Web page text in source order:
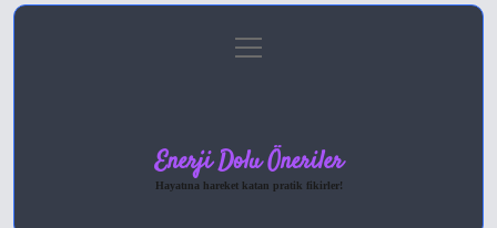
Gizlilik Politikası
menüyü
aç
Enerji Dolu Öneriler
Hayatına hareket katan pratik fikirler!